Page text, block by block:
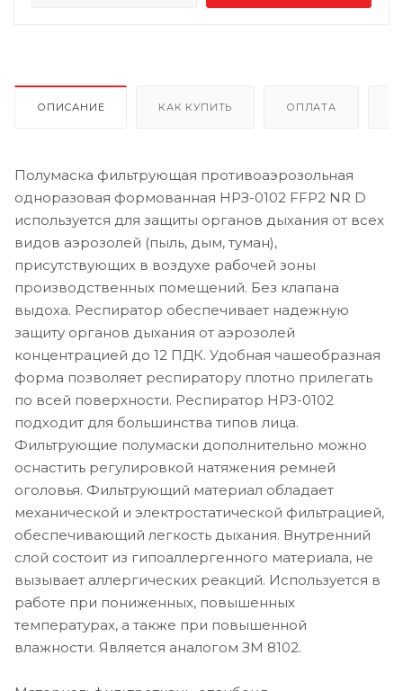
ОПИСАНИЕ КАК КУПИТЬ ОПЛАТА
Полумаска фильтрующая противоаэрозольная
одноразовая формованная НРЗ-0102 FFP2 NR D
используется для защиты органов дыхания от всех
видов аэрозолей (пыль, дым, туман),
присутствующих в воздухе рабочей зоны
производственных помещений. Без клапана
выдоха. Респиратор обеспечивает надежную
защиту органов дыхания от аэрозолей
концентрацией до 12 ПДК. Удобная чашеобразная
форма позволяет респиратору плотно прилегать
по всей поверхности. Респиратор НРЗ-0102
подходит для большинства типов лица.
Фильтрующие полумаски дополнительно можно
оснастить регулировкой натяжения ремней
оголовья. Фильтрующий материал обладает
механической и электростатической фильтрацией,
обеспечивающий легкость дыхания. Внутренний
слой состоит из гипоаллергенного материала, не
вызывает аллергических реакций. Используется в
работе при пониженных, повышенных
температурах, а также при повышенной
влажности. Является аналогом ЗМ 8102.